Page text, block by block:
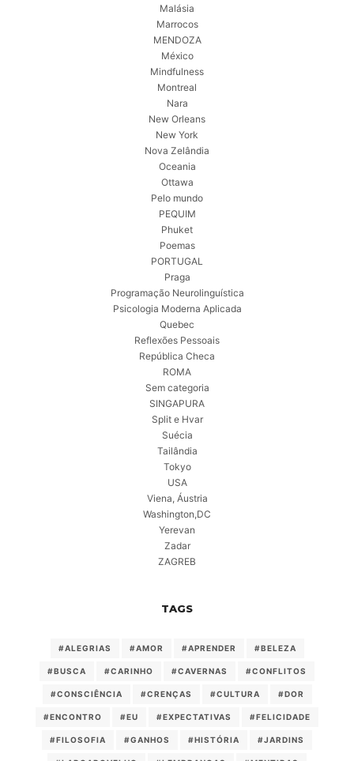
Malásia
Marrocos
MENDOZA
México
Mindfulness
Montreal
Nara
New Orleans
New York
Nova Zelândia
Oceania
Ottawa
Pelo mundo
PEQUIM
Phuket
Poemas
PORTUGAL
Praga
Programação Neurolinguística
Psicologia Moderna Aplicada
Quebec
Reflexões Pessoais
República Checa
ROMA
Sem categoria
SINGAPURA
Split e Hvar
Suécia
Tailândia
Tokyo
USA
Viena, Áustria
Washington,DC
Yerevan
Zadar
ZAGREB
TAGS
#ALEGRIAS #AMOR #APRENDER #BELEZA
#BUSCA #CARINHO #CAVERNAS #CONFLITOS
#CONSCIÊNCIA #CRENÇAS #CULTURA #DOR
#ENCONTRO #EU #EXPECTATIVAS #FELICIDADE
#FILOSOFIA #GANHOS #HISTÓRIA #JARDINS